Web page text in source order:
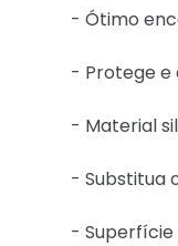
- Ótimo
- Protege e
- Material
- Substitua
-